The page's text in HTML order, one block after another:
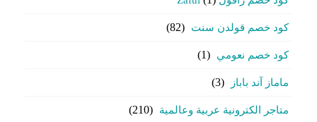
كود خصم قولدن سنت (82)
كود خصم نعومي (1)
ماماز آند باباز (3)
متاجر الكترونية عربية وعالمية (210)